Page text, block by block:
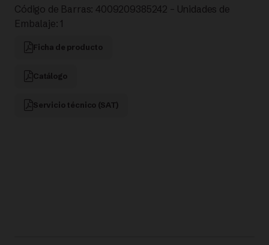
Código de Barras: 4009209385242 – Unidades de
Embalaje: 1
Ficha de producto
Catálogo
Servicio técnico (SAT)